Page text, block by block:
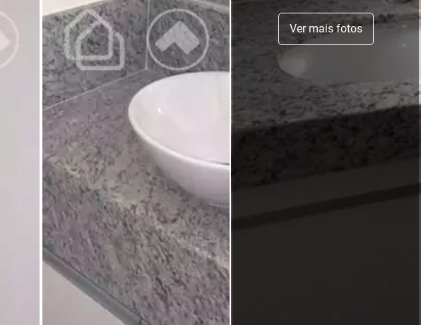
Ver mais fotos